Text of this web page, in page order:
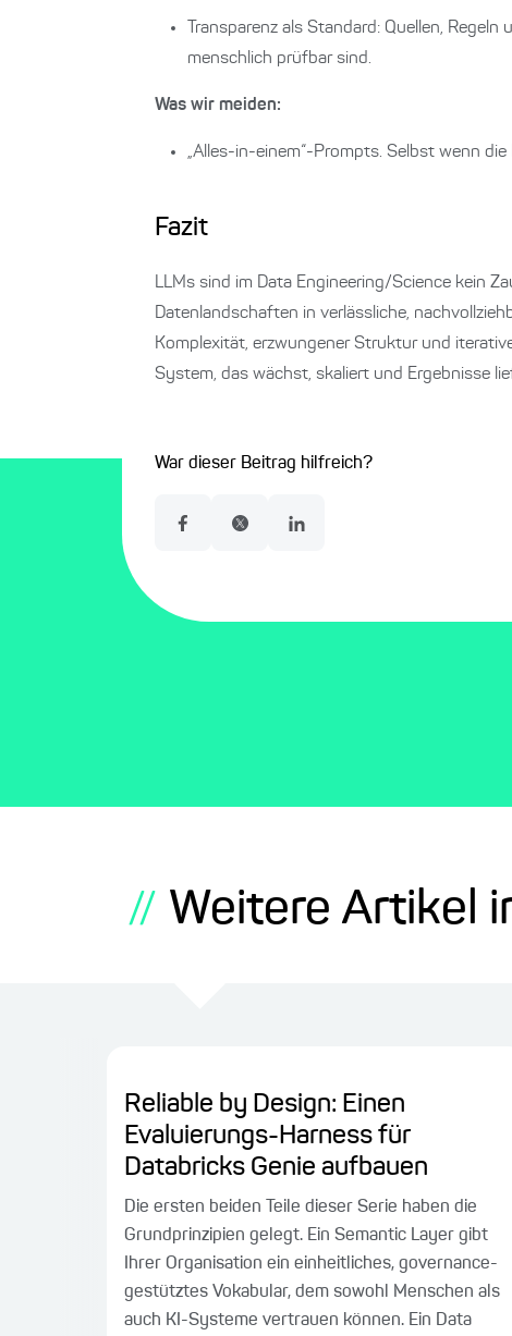
Transparenz als Standard: Quellen,
menschlich prüfbar sind.
Was wir meiden:
„Alles-in-einem“-Prompts. Selbst wenn
Fazit
LLMs sind im Data Engineering/Science kein
Datenlandschaften in verlässliche,
Komplexität, erzwungener Struktur und
System, das wächst, skaliert und Ergebnisse
War dieser Beitrag hilfreich?
// Weitere Artikel
Reliable by Design: Einen
Evaluierungs-Harness für
Databricks Genie aufbauen
Die ersten beiden Teile dieser Serie haben die
Grundprinzipien gelegt. Ein Semantic Layer gibt
Ihrer Organisation ein einheitliches, governance-
gestütztes Vokabular, dem sowohl Menschen als
auch KI-Systeme vertrauen können. Ein Data